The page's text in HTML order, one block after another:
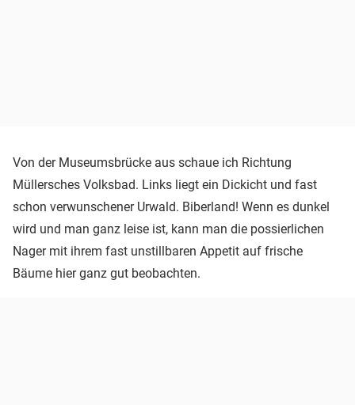
Von der Museumsbrücke aus schaue ich Richtung
Müllersches Volksbad. Links liegt ein Dickicht und fast
schon verwunschener Urwald. Biberland! Wenn es dunkel
wird und man ganz leise ist, kann man die possierlichen
Nager mit ihrem fast unstillbaren Appetit auf frische
Bäume hier ganz gut beobachten.